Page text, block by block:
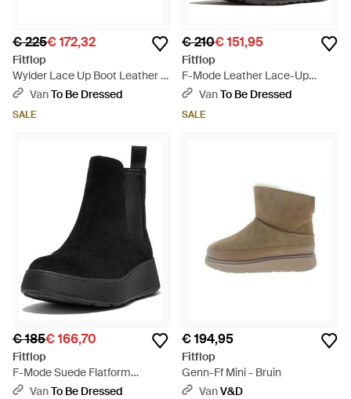
€ 225€ 172,32
Fitflop
Wylder Lace Up Boot Leather -
Zwart
VanTo Be Dressed
SALE
€ 210€ 151,95
Fitflop
F-Mode Leather Lace-Up
Flatform Ankle Boots - Zwart
VanTo Be Dressed
SALE
€ 185€ 166,70
Fitflop
F-Mode Suede Flatform
Chelsea Boots - Zwart
VanTo Be Dressed
€ 194,95
Fitflop
Genn-Ff Mini - Bruin
VanV&D